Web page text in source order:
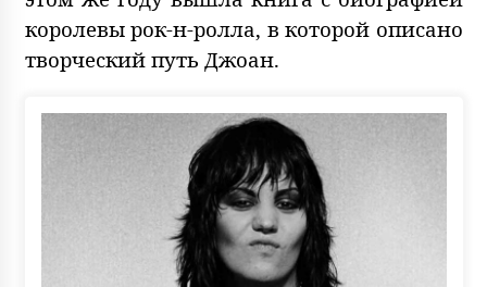
королевы рок-н-ролла, в которой описано
творческий путь Джоан.